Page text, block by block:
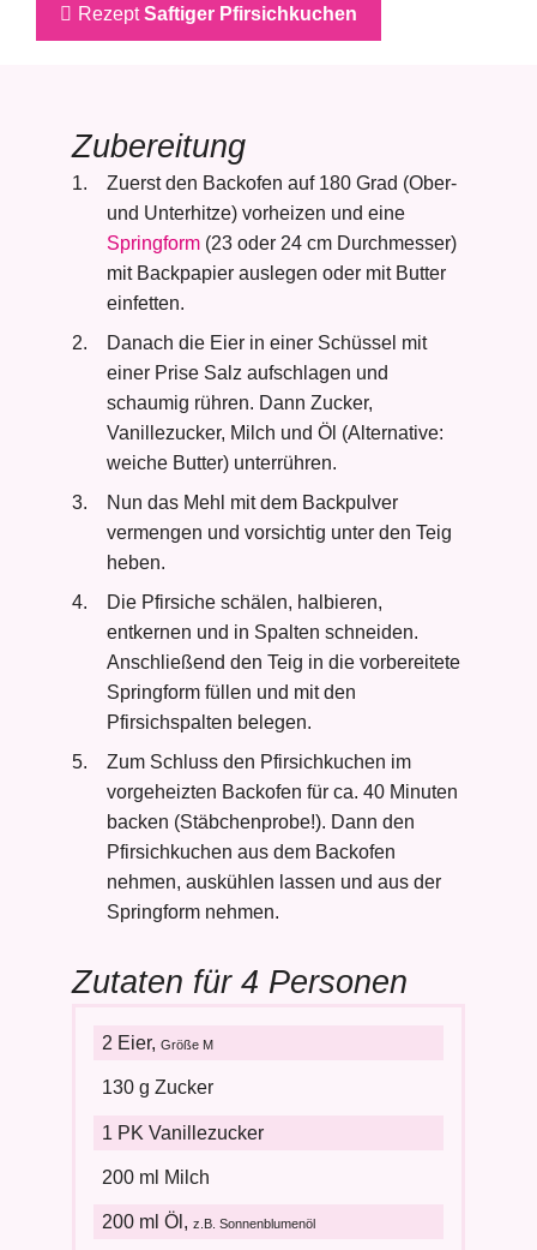
RezeptSaftiger Pfirsichkuchen
Zubereitung
Zuerst den Backofen auf 180 Grad (Ober-
und Unterhitze) vorheizen und eine
Springform(23 oder 24 cm Durchmesser)
mit Backpapier auslegen oder mit Butter
einfetten.
Danach die Eier in einer Schüssel mit
einer Prise Salz aufschlagen und
schaumig rühren. Dann Zucker,
Vanillezucker, Milch und Öl (Alternative:
weiche Butter) unterrühren.
Nun das Mehl mit dem Backpulver
vermengen und vorsichtig unter den Teig
heben.
Die Pfirsiche schälen, halbieren,
entkernen und in Spalten schneiden.
Anschließend den Teig in die vorbereitete
Springform füllen und mit den
Pfirsichspalten belegen.
Zum Schluss den Pfirsichkuchen im
vorgeheizten Backofen für ca. 40 Minuten
backen (Stäbchenprobe!). Dann den
Pfirsichkuchen aus dem Backofen
nehmen, auskühlen lassen und aus der
Springform nehmen.
Zutaten für 4 Personen
2 Eier, Größe M
130 g Zucker
1 PK Vanillezucker
200 ml Milch
200 ml Öl, z.B. Sonnenblumenöl